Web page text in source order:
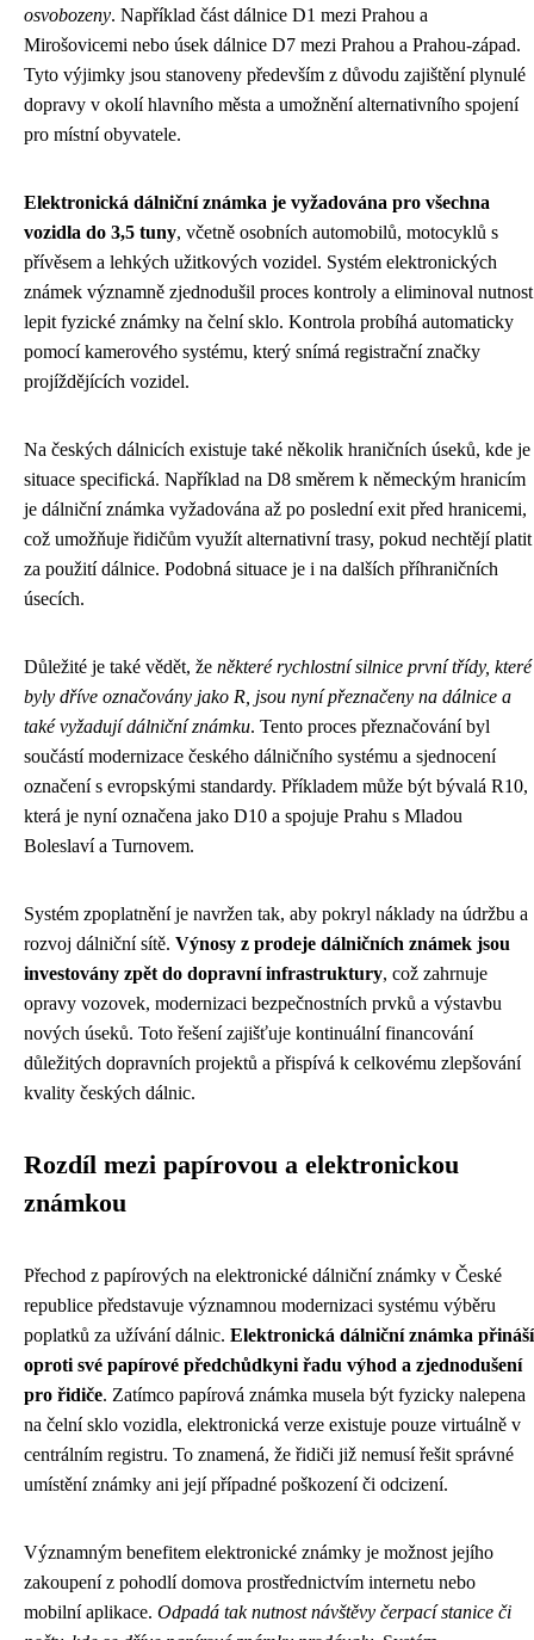
osvobozeny. Například část dálnice D1 mezi Prahou a
Mirošovicemi nebo úsek dálnice D7 mezi Prahou a Prahou-západ.
Tyto výjimky jsou stanoveny především z důvodu zajištění plynulé
dopravy v okolí hlavního města a umožnění alternativního spojení
pro místní obyvatele.
Elektronická dálniční známka je vyžadována pro všechna
vozidla do 3,5 tuny, včetně osobních automobilů, motocyklů s
přívěsem a lehkých užitkových vozidel. Systém elektronických
známek významně zjednodušil proces kontroly a eliminoval nutnost
lepit fyzické známky na čelní sklo. Kontrola probíhá automaticky
pomocí kamerového systému, který snímá registrační značky
projíždějících vozidel.
Na českých dálnicích existuje také několik hraničních úseků, kde je
situace specifická. Například na D8 směrem k německým hranicím
je dálniční známka vyžadována až po poslední exit před hranicemi,
což umožňuje řidičům využít alternativní trasy, pokud nechtějí platit
za použití dálnice. Podobná situace je i na dalších příhraničních
úsecích.
Důležité je také vědět, že některé rychlostní silnice první třídy, které
byly dříve označovány jako R, jsou nyní přeznačeny na dálnice a
také vyžadují dálniční známku. Tento proces přeznačování byl
součástí modernizace českého dálničního systému a sjednocení
označení s evropskými standardy. Příkladem může být bývalá R10,
která je nyní označena jako D10 a spojuje Prahu s Mladou
Boleslaví a Turnovem.
Systém zpoplatnění je navržen tak, aby pokryl náklady na údržbu a
rozvoj dálniční sítě. Výnosy z prodeje dálničních známek jsou
investovány zpět do dopravní infrastruktury, což zahrnuje
opravy vozovek, modernizaci bezpečnostních prvků a výstavbu
nových úseků. Toto řešení zajišťuje kontinuální financování
důležitých dopravních projektů a přispívá k celkovému zlepšování
kvality českých dálnic.
Rozdíl mezi papírovou a elektronickou
známkou
Přechod z papírových na elektronické dálniční známky v České
republice představuje významnou modernizaci systému výběru
poplatků za užívání dálnic. Elektronická dálniční známka přináší
oproti své papírové předchůdkyni řadu výhod a zjednodušení
pro řidiče. Zatímco papírová známka musela být fyzicky nalepena
na čelní sklo vozidla, elektronická verze existuje pouze virtuálně v
centrálním registru. To znamená, že řidiči již nemusí řešit správné
umístění známky ani její případné poškození či odcizení.
Významným benefitem elektronické známky je možnost jejího
zakoupení z pohodlí domova prostřednictvím internetu nebo
mobilní aplikace. Odpadá tak nutnost návštěvy čerpací stanice či